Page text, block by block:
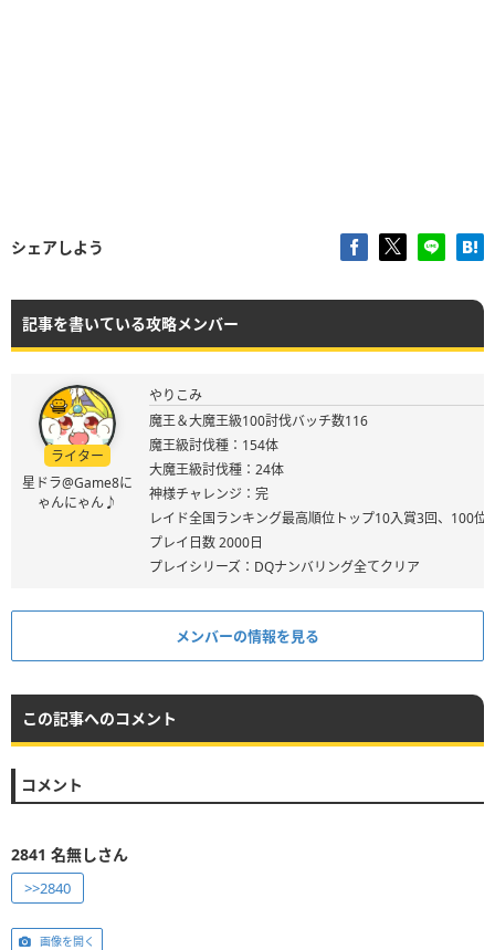
シェアしよう
記事を書いている攻略メンバー
ライター
星ドラ@Game8に
ゃんにゃん♪
やりこみ
魔王＆大魔王級100討伐バッチ数116
魔王級討伐種：154体
大魔王級討伐種：24体
神様チャレンジ：完
レイド全国ランキング最高順位トップ10入賞3回、100位
プレイ日数 2000日
プレイシリーズ：DQナンバリング全てクリア
メンバーの情報を見る
この記事へのコメント
コメント
2841 名無しさん
>>2840
画像を開く